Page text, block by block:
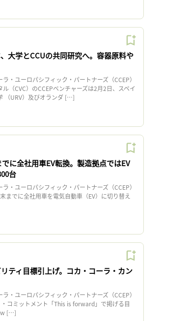
、大学とCCUの共同研究へ。容器原料や
・ユーロパシフィック・パートナーズ（CCEP）
（CVC）のCCEPベンチャーズは2月2日、スペイ
（URV）及びオランダ […]
でに全社用車EV転換。製造拠点ではEV
台
・ユーロパシフィック・パートナーズ（CCEP）
までに全社用車を電気自動車（EV）に切り替え
リティ目標引上げ。コカ・コーラ・カン
・ユーロパシフィック・パートナーズ（CCEP）
コミットメント「This is forward」で掲げる目
[…]